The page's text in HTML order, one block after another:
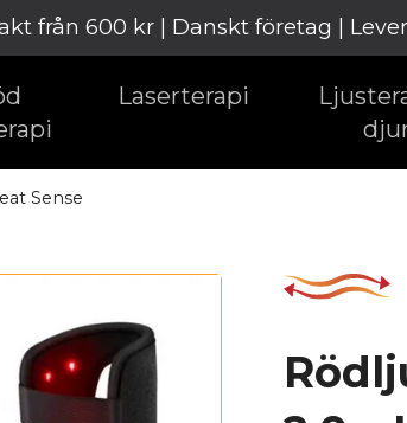
från 600 kr | Danskt företag |
Laserterapi
Sense